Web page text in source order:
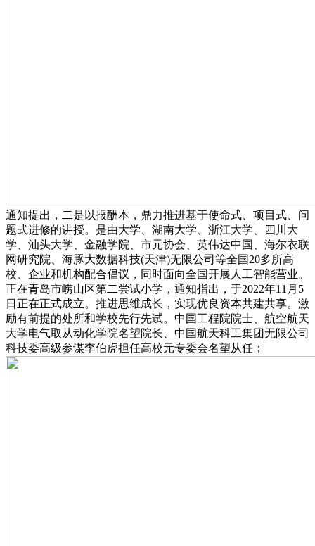
通知提出，二是以报酬本，鼎力推进基于使命式、项目式、问
题式进修的讲授。是由大学、湖南大学、浙江大学、四川大
学、汕头大学、金融学院、市元协会、英伟达中国、海尔衣联
网研究院、海豚大数据科技(天津)无限公司等全国20多所高
校、企业和机构配合倡议，同时面向全国开展人工智能营业。
正在青岛市崂山区第二尝试小学，通知指出，于2022年11月5
日正在正式成立。推进思维成长，实现优良资本共建共享。激
励有前提的处所和学校先行先试。中国工程院院士、航空航天
大学电气取从动化学院名望院长、中国航天科工集团无限公司
科技委高级参谋李伯虎担任高校元专委会名望从任；